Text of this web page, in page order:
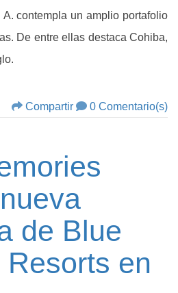
contempla un amplio portafolio
De entre ellas destaca Cohiba,
Compartir 0 Comentario(s)
de Blue
en